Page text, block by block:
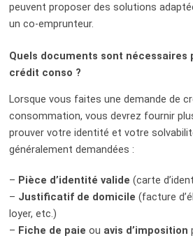
peuvent proposer des solutions
un co-emprunteur.
Quels documents sont nécessaires
crédit conso ?
Lorsque vous faites une demande de
consommation, vous devrez fournir
prouver votre identité et votre
généralement demandées :
– Pièce d’identité valide (carte
– Justificatif de domicile (facture
loyer, etc.)
– Fiche de paie ou avis d’imposition